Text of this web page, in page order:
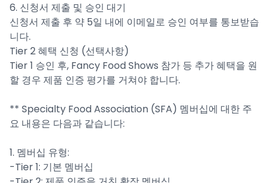
6. 신청서 제출 및 승인 대기
신청서 제출 후 약 5일 내에 이메일로 승인 여부를 통보받습
니다.
Tier 2 혜택 신청 (선택사항)
Tier 1 승인 후, Fancy Food Shows 참가 등 추가 혜택을 원
할 경우 제품 인증 평가를 거쳐야 합니다.
** Specialty Food Association (SFA) 멤버십에 대한 주
요 내용은 다음과 같습니다:
1. 멤버십 유형:
-Tier 1: 기본 멤버십